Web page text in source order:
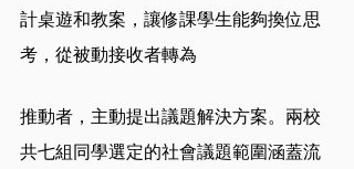
計桌遊和教案，讓修課學生能夠換位思
考，從被動接收者轉為
推動者，主動提出議題解決方案。兩校
共七組同學選定的社會議題範圍涵蓋流